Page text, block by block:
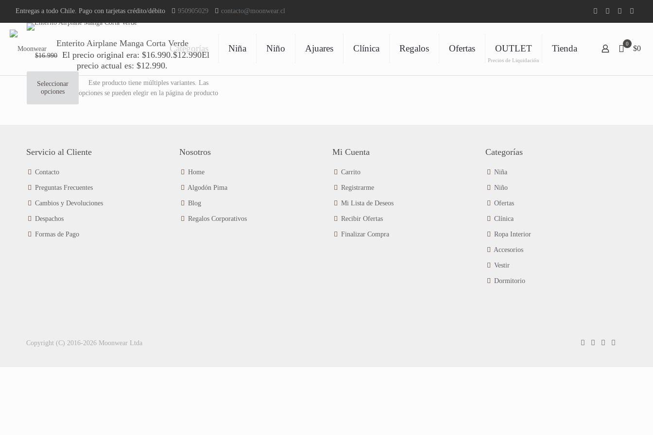
Entregas a todo Chile. Pago con tarjetas crédito/débito 950905029 contacto@moonwear.cl
Categorías Niña Niño Ajuares Clínica Regalos Ofertas OUTLET
Precios de Liquidación
Tienda 0
$0
Enterito Airplane Manga Corta Verde
$16.990 El precio original era: $16.990.$12.990El
precio actual es: $12.990.
Seleccionar
opciones
Este producto tiene múltiples variantes. Las
opciones se pueden elegir en la página de producto
Servicio al Cliente
Contacto
Preguntas Frecuentes
Cambios y Devoluciones
Despachos
Formas de Pago
Nosotros
Home
Algodón Pima
Blog
Regalos Corporativos
Mi Cuenta
Carrito
Registrarme
Mi Lista de Deseos
Recibir Ofertas
Finalizar Compra
Categorías
Niña
Niño
Ofertas
Clínica
Ropa Interior
Accesorios
Vestir
Dormitorio
Copyright (C) 2016-2026 Moonwear Ltda